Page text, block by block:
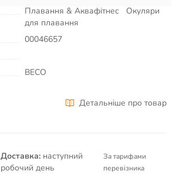
Плавання & Аквафітнес
Окуляри
для плавання
00046657
BECO
Детальніше про товар
Доставка: наступний
робочий день
За тарифами
перевізника